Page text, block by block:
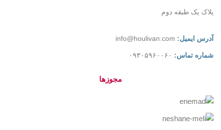
پلاک یک طبقه دوم
آدرس ایمیل: info@houlivan.com
شماره تماس: ۰۹۳۰۵۹۶۰۰۶۰
مجوزها